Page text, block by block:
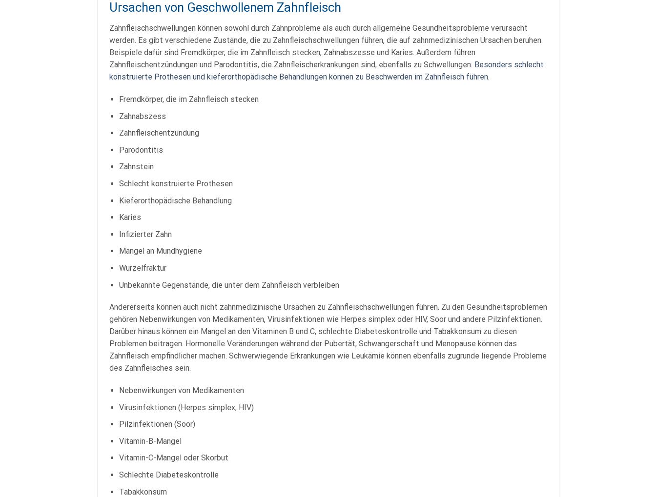
Ursachen von Geschwollenem Zahnfleisch
Zahnfleischschwellungen können sowohl durch Zahnprobleme als auch durch allgemeine Gesundheitsprobleme verursacht
werden. Es gibt verschiedene Zustände, die zu Zahnfleischschwellungen führen, die auf zahnmedizinischen Ursachen beruhen.
Beispiele dafür sind Fremdkörper, die im Zahnfleisch stecken, Zahnabszesse und Karies. Außerdem führen
Zahnfleischentzündungen und Parodontitis, die Zahnfleischerkrankungen sind, ebenfalls zu Schwellungen. Besonders schlecht
konstruierte Prothesen und kieferorthopädische Behandlungen können zu Beschwerden im Zahnfleisch führen.
Fremdkörper, die im Zahnfleisch stecken
Zahnabszess
Zahnfleischentzündung
Parodontitis
Zahnstein
Schlecht konstruierte Prothesen
Kieferorthopädische Behandlung
Karies
Infizierter Zahn
Mangel an Mundhygiene
Wurzelfraktur
Unbekannte Gegenstände, die unter dem Zahnfleisch verbleiben
Andererseits können auch nicht zahnmedizinische Ursachen zu Zahnfleischschwellungen führen. Zu den Gesundheitsproblemen
gehören Nebenwirkungen von Medikamenten, Virusinfektionen wie Herpes simplex oder HIV, Soor und andere Pilzinfektionen.
Darüber hinaus können ein Mangel an den Vitaminen B und C, schlechte Diabeteskontrolle und Tabakkonsum zu diesen
Problemen beitragen. Hormonelle Veränderungen während der Pubertät, Schwangerschaft und Menopause können das
Zahnfleisch empfindlicher machen. Schwerwiegende Erkrankungen wie Leukämie können ebenfalls zugrunde liegende Probleme
des Zahnfleisches sein.
Nebenwirkungen von Medikamenten
Virusinfektionen (Herpes simplex, HIV)
Pilzinfektionen (Soor)
Vitamin-B-Mangel
Vitamin-C-Mangel oder Skorbut
Schlechte Diabeteskontrolle
Tabakkonsum